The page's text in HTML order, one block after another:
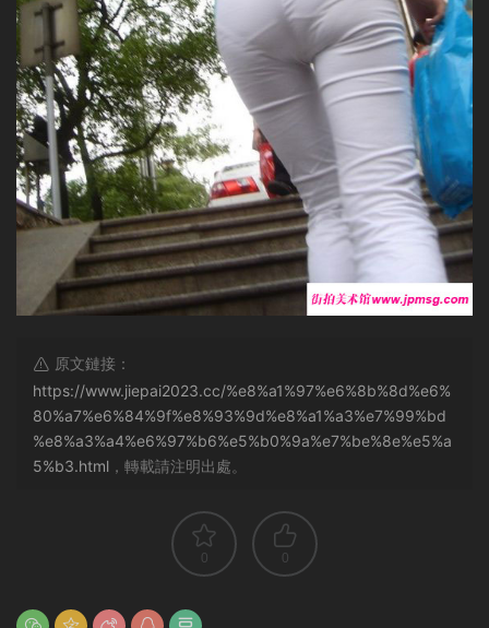
原文鏈接：
https://www.jiepai2023.cc/%e8%a1%97%e6%8b%8d%e6%
80%a7%e6%84%9f%e8%93%9d%e8%a1%a3%e7%99%bd
%e8%a3%a4%e6%97%b6%e5%b0%9a%e7%be%8e%e5%a
5%b3.html ，轉載請注明出處。
0 0